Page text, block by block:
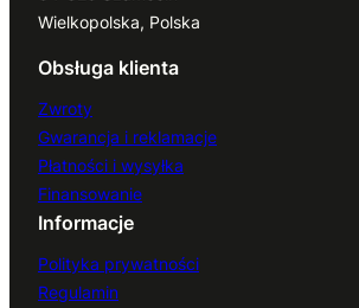
Wielkopolska, Polska
Obsługa klienta
Zwroty
Gwarancja i reklamacje
Płatności i wysyłka
Finansowanie
Informacje
Polityka prywatności
Regulamin